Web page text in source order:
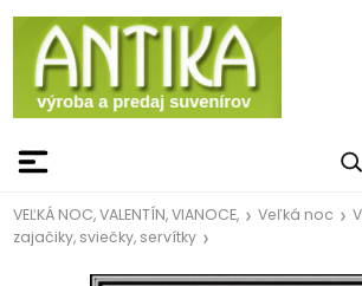
VEĽKÁ NOC, VALENTÍN, VIANOCE, Veľká noc
zajačiky, sviečky, servítky